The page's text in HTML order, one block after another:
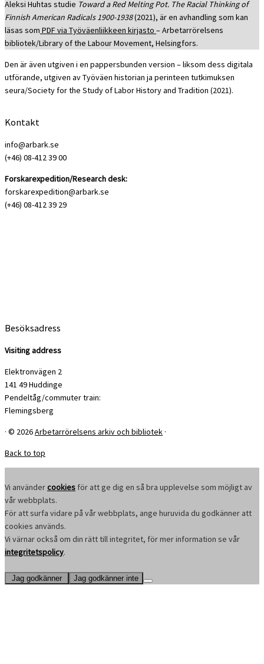
Aleksi Huhtas studie Toward a Red Melting Pot. The Racial Thinking of
Finnish American Radicals 1900-1938(2021), är en avhandling som kan
läsas som PDF via Työväenliikkeen kirjasto – Arbetarrörelsens
bibliotek/Library of the Labour Movement, Helsingfors.
Den är även utgiven i en pappersbunden version – liksom dess digitala
utförande, utgiven av Työväen historian ja perinteen tutkimuksen
seura/Society for the Study of Labor History and Tradition (2021).
Kontakt
info@arbark.se
(+46) 08-412 39 00
Forskarexpedition/Research desk:
forskarexpedition@arbark.se
(+46) 08-412 39 29
Besöksadress
Visiting address
Elektronvägen 2
141 49 Huddinge
Pendeltåg/commuter train:
Flemingsberg
· © 2026Arbetarrörelsens arkiv och bibliotek ·
Back to top
Vi användercookies för att ge dig en så bra upplevelse som möjligt av
vår webbplats.
För att surfa vidare på vår webbplats, ange huruvida du godkänner att
cookies används.
Vi värnar också om din rätt till integritet, för mer information se vår
integritetspolicy.
Jag godkänner Jag godkänner inte